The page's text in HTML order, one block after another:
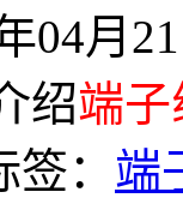
04月
绍端
签： 端